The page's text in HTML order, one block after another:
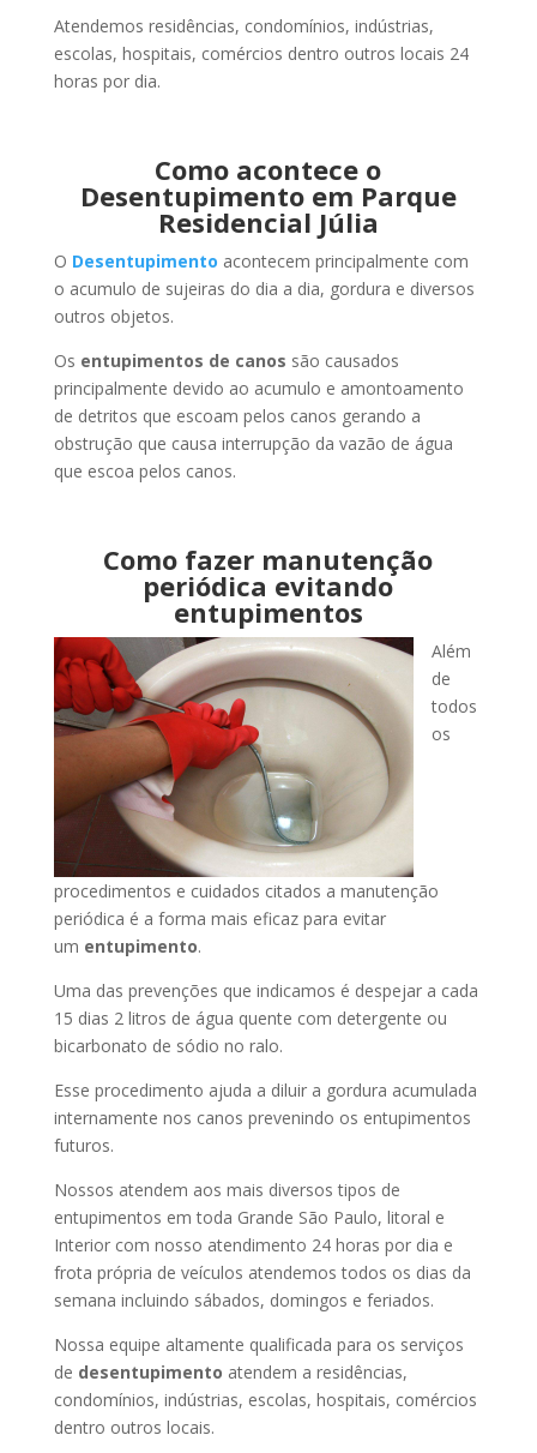
Atendemos residências, condomínios, indústrias,
escolas, hospitais, comércios dentro outros locais 24
horas por dia.
Como acontece o
Desentupimento em Parque
Residencial Júlia
O Desentupimento acontecem principalmente com
o acumulo de sujeiras do dia a dia, gordura e diversos
outros objetos.
Os entupimentos de canos são causados
principalmente devido ao acumulo e amontoamento
de detritos que escoam pelos canos gerando a
obstrução que causa interrupção da vazão de água
que escoa pelos canos.
Como fazer manutenção
periódica evitando
entupimentos
Além
de
todos
os
procedimentos e cuidados citados a manutenção
periódica é a forma mais eficaz para evitar
um entupimento.
Uma das prevenções que indicamos é despejar a cada
15 dias 2 litros de água quente com detergente ou
bicarbonato de sódio no ralo.
Esse procedimento ajuda a diluir a gordura acumulada
internamente nos canos prevenindo os entupimentos
futuros.
Nossos atendem aos mais diversos tipos de
entupimentos em toda Grande São Paulo, litoral e
Interior com nosso atendimento 24 horas por dia e
frota própria de veículos atendemos todos os dias da
semana incluindo sábados, domingos e feriados.
Nossa equipe altamente qualificada para os serviços
de desentupimento atendem a residências,
condomínios, indústrias, escolas, hospitais, comércios
dentro outros locais.